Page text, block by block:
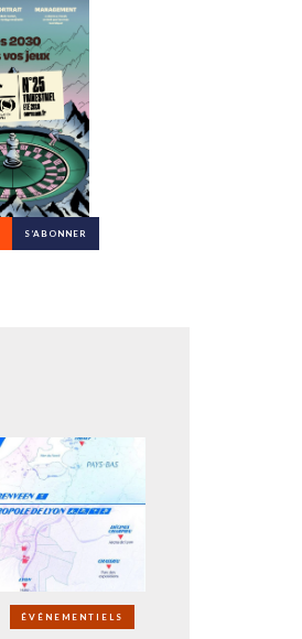
S’ABONNER
ÉVÉNEMENTIELS